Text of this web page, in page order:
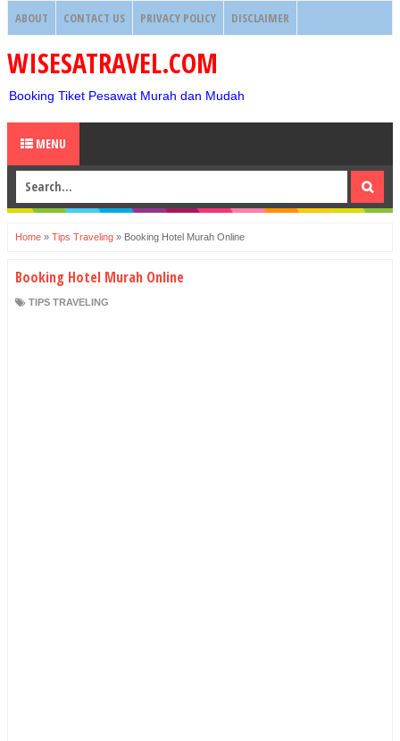
ABOUT CONTACT US PRIVACY POLICY DISCLAIMER
WISESATRAVEL.COM
Booking Tiket Pesawat Murah dan Mudah
MENU
Home » Tips Traveling » Booking Hotel Murah Online
Booking Hotel Murah Online
TIPS TRAVELING